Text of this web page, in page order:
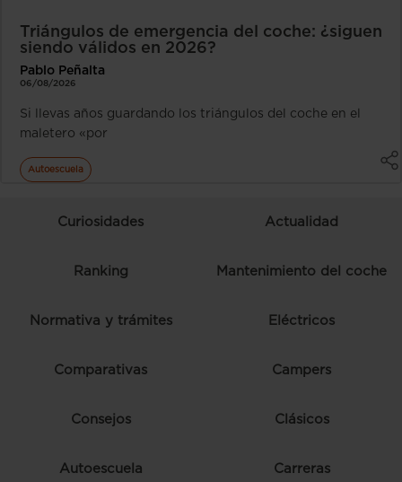
Triángulos de emergencia del coche: ¿siguen
siendo válidos en 2026?
Pablo Peñalta
06/08/2026
Si llevas años guardando los triángulos del coche en el
maletero «por
Autoescuela
Curiosidades Actualidad
Ranking Mantenimiento del coche
Normativa y trámites Eléctricos
Comparativas Campers
Consejos Clásicos
Autoescuela Carreras